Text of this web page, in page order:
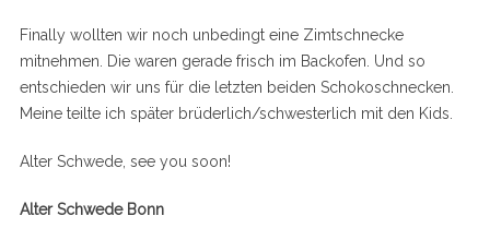
Finally wollten wir noch unbedingt eine Zimtschnecke
mitnehmen. Die waren gerade frisch im Backofen. Und so
entschieden wir uns für die letzten beiden Schokoschnecken.
Meine teilte ich später brüderlich/schwesterlich mit den Kids.
Alter Schwede, see you soon!
Alter Schwede Bonn